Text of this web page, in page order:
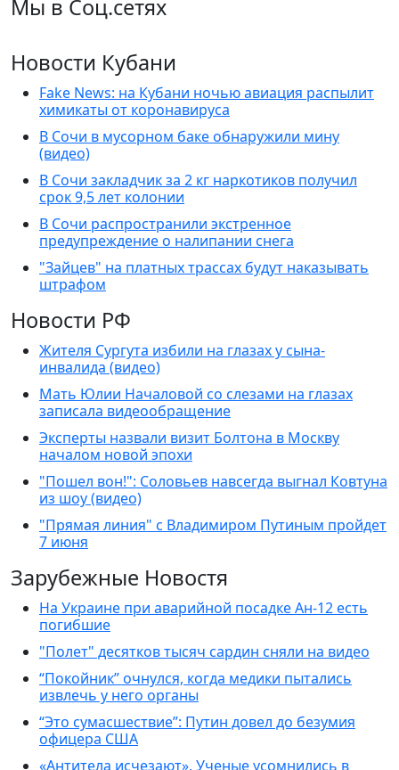
Мы в Соц.сетях
Новости Кубани
Fake News: на Кубани ночью авиация распылит
химикаты от коронавируса
В Сочи в мусорном баке обнаружили мину
(видео)
В Сочи закладчик за 2 кг наркотиков получил
срок 9,5 лет колонии
В Сочи распространили экстренное
предупреждение о налипании снега
"Зайцев" на платных трассах будут наказывать
штрафом
Новости РФ
Жителя Сургута избили на глазах у сына-
инвалида (видео)
Мать Юлии Началовой со слезами на глазах
записала видеообращение
Эксперты назвали визит Болтона в Москву
началом новой эпохи
"Пошел вон!": Соловьев навсегда выгнал Ковтуна
из шоу (видео)
"Прямая линия" с Владимиром Путиным пройдет
7 июня
Зарубежные Новостя
На Украине при аварийной посадке Ан-12 есть
погибшие
"Полет" десятков тысяч сардин сняли на видео
“Покойник” очнулся, когда медики пытались
извлечь у него органы
“Это сумасшествие”: Путин довел до безумия
офицера США
«Антитела исчезают». Ученые усомнились в